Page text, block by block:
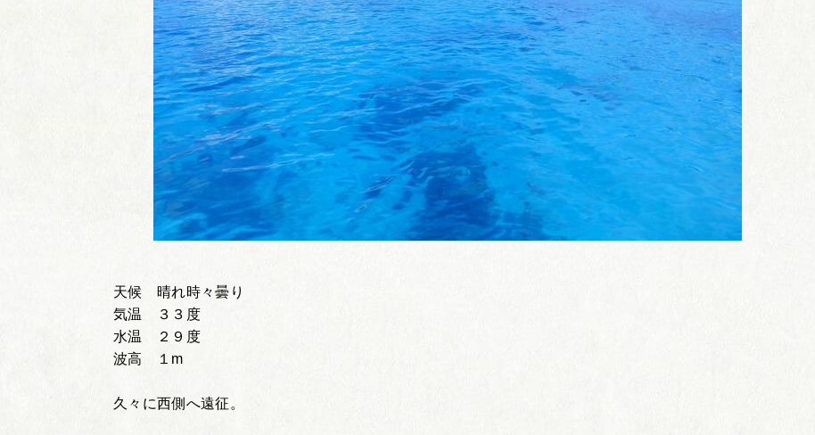
天候 晴れ時々曇り
気温 ３３度
水温 ２９度
波高 １m
久々に西側へ遠征。